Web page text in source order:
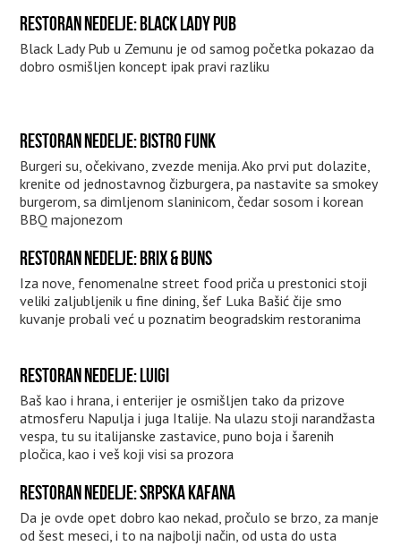
RESTORAN NEDELJE: BLACK LADY PUB
Black Lady Pub u Zemunu je od samog početka pokazao da
dobro osmišljen koncept ipak pravi razliku
RESTORAN NEDELJE: BISTRO FUNK
Burgeri su, očekivano, zvezde menija. Ako prvi put dolazite,
krenite od jednostavnog čizburgera, pa nastavite sa smokey
burgerom, sa dimljenom slaninicom, čedar sosom i korean
BBQ majonezom
RESTORAN NEDELJE: BRIX & BUNS
Iza nove, fenomenalne street food priča u prestonici stoji
veliki zaljubljenik u fine dining, šef Luka Bašić čije smo
kuvanje probali već u poznatim beogradskim restoranima
RESTORAN NEDELJE: LUIGI
Baš kao i hrana, i enterijer je osmišljen tako da prizove
atmosferu Napulja i juga Italije. Na ulazu stoji narandžasta
vespa, tu su italijanske zastavice, puno boja i šarenih
pločica, kao i veš koji visi sa prozora
RESTORAN NEDELJE: SRPSKA KAFANA
Da je ovde opet dobro kao nekad, pročulo se brzo, za manje
od šest meseci, i to na najbolji način, od usta do usta